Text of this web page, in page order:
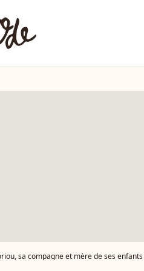
sa compagne et mère de ses enfants